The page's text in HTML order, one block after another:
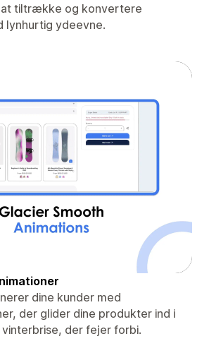
tiltrække og konvertere
lynhurtig ydeevne.
dine kunder med
der glider dine produkter ind i
vinterbrise, der fejer forbi.